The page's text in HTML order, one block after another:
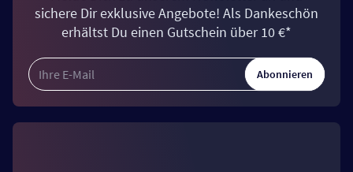
sichere Dir exklusive Angebote! Als Dankeschön
erhältst Du einen Gutschein über 10 €*
Abonnieren